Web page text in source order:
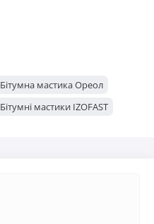
Бітумна мастика Ореол
Бітумні мастики IZOFAST